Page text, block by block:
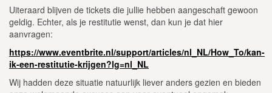
Uiteraard blijven de tickets die jullie hebben aangeschaft gewoon
geldig. Echter, als je restitutie wenst, dan kun je dat hier
aanvragen:
https://www.eventbrite.nl/support/articles/nl_NL/How_To/kan-
ik-een-restitutie-krijgen?lg=nl_NL
Wij hadden deze situatie natuurlijk liever anders gezien en bieden